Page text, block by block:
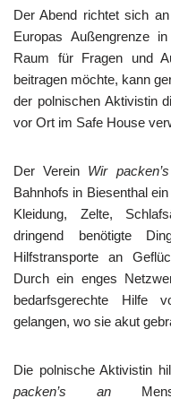
Der Abend richtet sich
Europas Außengrenze
Raum für Fragen und
beitragen möchte, kann
der polnischen Aktivistin
vor Ort im Safe House
Der Verein Wir
Bahnhofs in Biesenthal
Kleidung, Zelte,
dringend benötigte
Hilfstransporte an
Durch ein enges
bedarfsgerechte Hilfe
gelangen, wo sie akut
Die polnische Aktivistin
packen’s an